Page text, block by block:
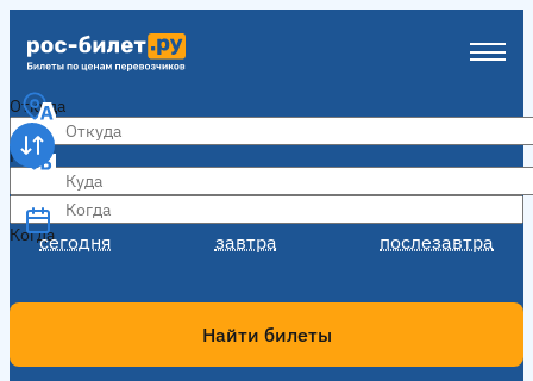
Откуда
Куда
Когда
сегодня завтра послезавтра
Когда
Найти билеты